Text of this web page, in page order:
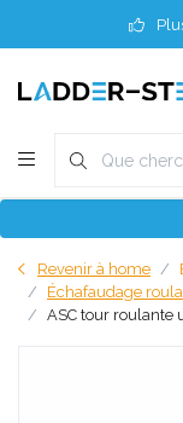
Revenir à home
Échafaudage
ASC tour roulante